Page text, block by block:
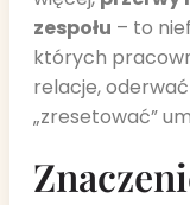
zespołu – to
których
relacje,
„zresetować”